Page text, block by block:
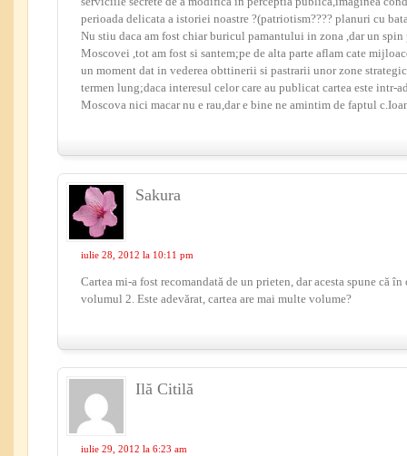
perioada delicata a istoriei noastre ?(patriotism???? planuri cu
Nu stiu daca am fost chiar buricul pamantului in zona ,dar un spin
Moscovei ,tot am fost si santem;pe de alta parte aflam cate
un moment dat in vederea obttinerii si pastrarii unor zone
termen lung;daca interesul celor care au publicat cartea este intr-
Moscova nici macar nu e rau,dar e bine ne amintim de faptul
Sakura
iulie 28, 2012 la 10:11 pm
Cartea mi-a fost recomandată de un prieten, dar acesta spune că
volumul 2. Este adevărat, cartea are mai multe volume?
Ilă Citilă
iulie 29, 2012 la 6:23 am